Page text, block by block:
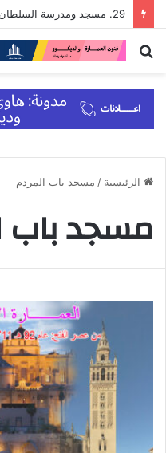
29. مسجد ومدرسة السلطان حسن
بحث
الرئيسية / مسجد باب المردم
مسجد باب